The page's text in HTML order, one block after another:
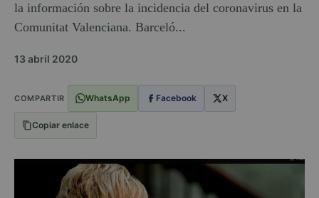
la información sobre la incidencia del coronavirus en la
Comunitat Valenciana. Barceló...
13 abril 2020
COMPARTIR WhatsApp Facebook X
Copiar enlace